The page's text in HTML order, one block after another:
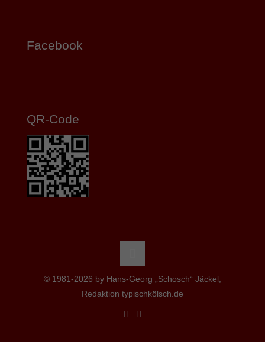
Facebook
QR-Code
© 1981-2026 by Hans-Georg „Schosch“ Jäckel,
Redaktion typischkölsch.de